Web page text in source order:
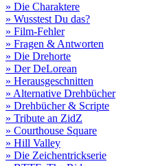
» Die Charaktere
» Wusstest Du das?
» Film-Fehler
» Fragen & Antworten
» Die Drehorte
» Der DeLorean
» Herausgeschnitten
» Alternative Drehbücher
» Drehbücher & Scripte
» Tribute an ZidZ
» Courthouse Square
» Hill Valley
» Die Zeichentrickserie